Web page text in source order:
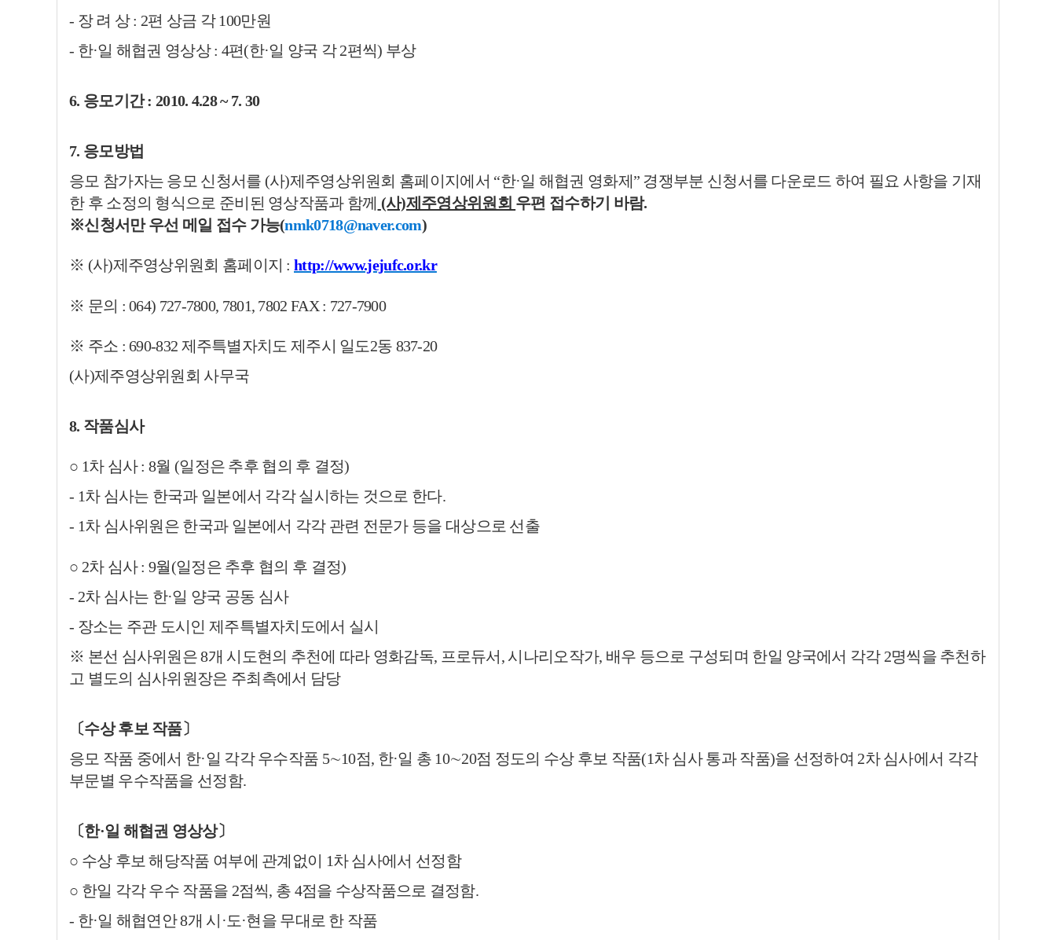
- 장 려 상 : 2편 상금 각 100만원
- 한·일 해협권 영상상 : 4편(한·일 양국 각 2편씩) 부상
6. 응모기간 : 2010. 4.28 ~ 7. 30
7. 응모방법
응모 참가자는 응모 신청서를 (사)제주영상위원회 홈페이지에서 “한·일 해협권 영화제” 경쟁부분 신청서를 다운로드 하여 필요 사항을 기재
한 후 소정의 형식으로 준비된 영상작품과 함께 (사)제주영상위원회 우편 접수하기 바람.
※신청서만 우선 메일 접수 가능(nmk0718@naver.com)
※ (사)제주영상위원회 홈페이지 : http://www.jejufc.or.kr
※ 문의 : 064) 727-7800, 7801, 7802 FAX : 727-7900
※ 주소 : 690-832 제주특별자치도 제주시 일도2동 837-20
(사)제주영상위원회 사무국
8. 작품심사
○ 1차 심사 : 8월 (일정은 추후 협의 후 결정)
- 1차 심사는 한국과 일본에서 각각 실시하는 것으로 한다.
- 1차 심사위원은 한국과 일본에서 각각 관련 전문가 등을 대상으 로 선출
○ 2차 심사 : 9월(일정은 추후 협의 후 결정)
- 2차 심사는 한·일 양국 공동 심사
- 장소는 주관 도시인 제주특별자치도에서 실시
※ 본선 심사위원은 8개 시도현의 추천에 따라 영화감독, 프로듀서, 시나리오작가, 배우 등으로 구성되며 한일 양국에서 각각 2명씩을 추천하
고 별도의 심사위원장은 주최측에서 담당
〔수상 후보 작품〕
응모 작품 중에서 한·일 각각 우수작품 5∼10점, 한·일 총 10∼20점 정도의 수상 후보 작품(1차 심사 통과 작품)을 선정하여 2차 심사에서 각각
부문별 우수작품을 선정함.
〔한·일 해협권 영상상〕
○ 수상 후보 해당작품 여부에 관계없이 1차 심사에서 선정함
○ 한일 각각 우수 작품을 2점씩, 총 4점을 수상작품으로 결정함.
- 한·일 해협연안 8개 시·도·현을 무대로 한 작품